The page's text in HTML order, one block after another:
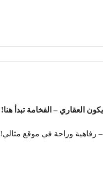
– رفاهية وراحة في موقع مثالي!